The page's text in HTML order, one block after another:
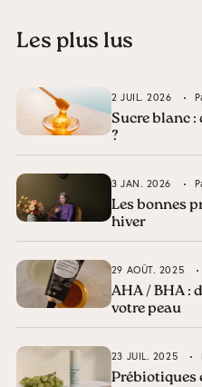
Les plus lus
2 JUIL. 2026
Sucre blanc
?
3 JAN. 2026
Les bonnes
hiver
29 AOÛT. 2025
AHA / BHA :
votre peau
23 JUIL. 2025
Prébiotiques